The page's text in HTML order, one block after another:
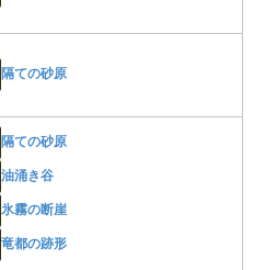
隔ての砂原
隔ての砂原
油涌き谷
氷霧の断崖
竜都の跡形